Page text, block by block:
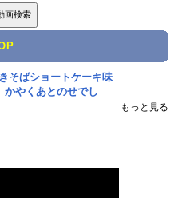
そばショートケーキ味
かやくあとのせでし
もっと見る